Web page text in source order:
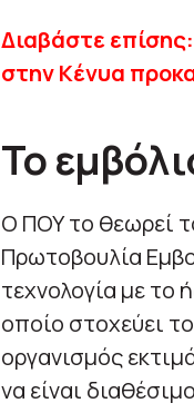
Διαβάστε
στην Κένυα
Το
Ο ΠΟΥ το θεωρεί
Πρωτοβουλία
τεχνολογία με το
οποίο στοχεύει
οργανισμός
να είναι